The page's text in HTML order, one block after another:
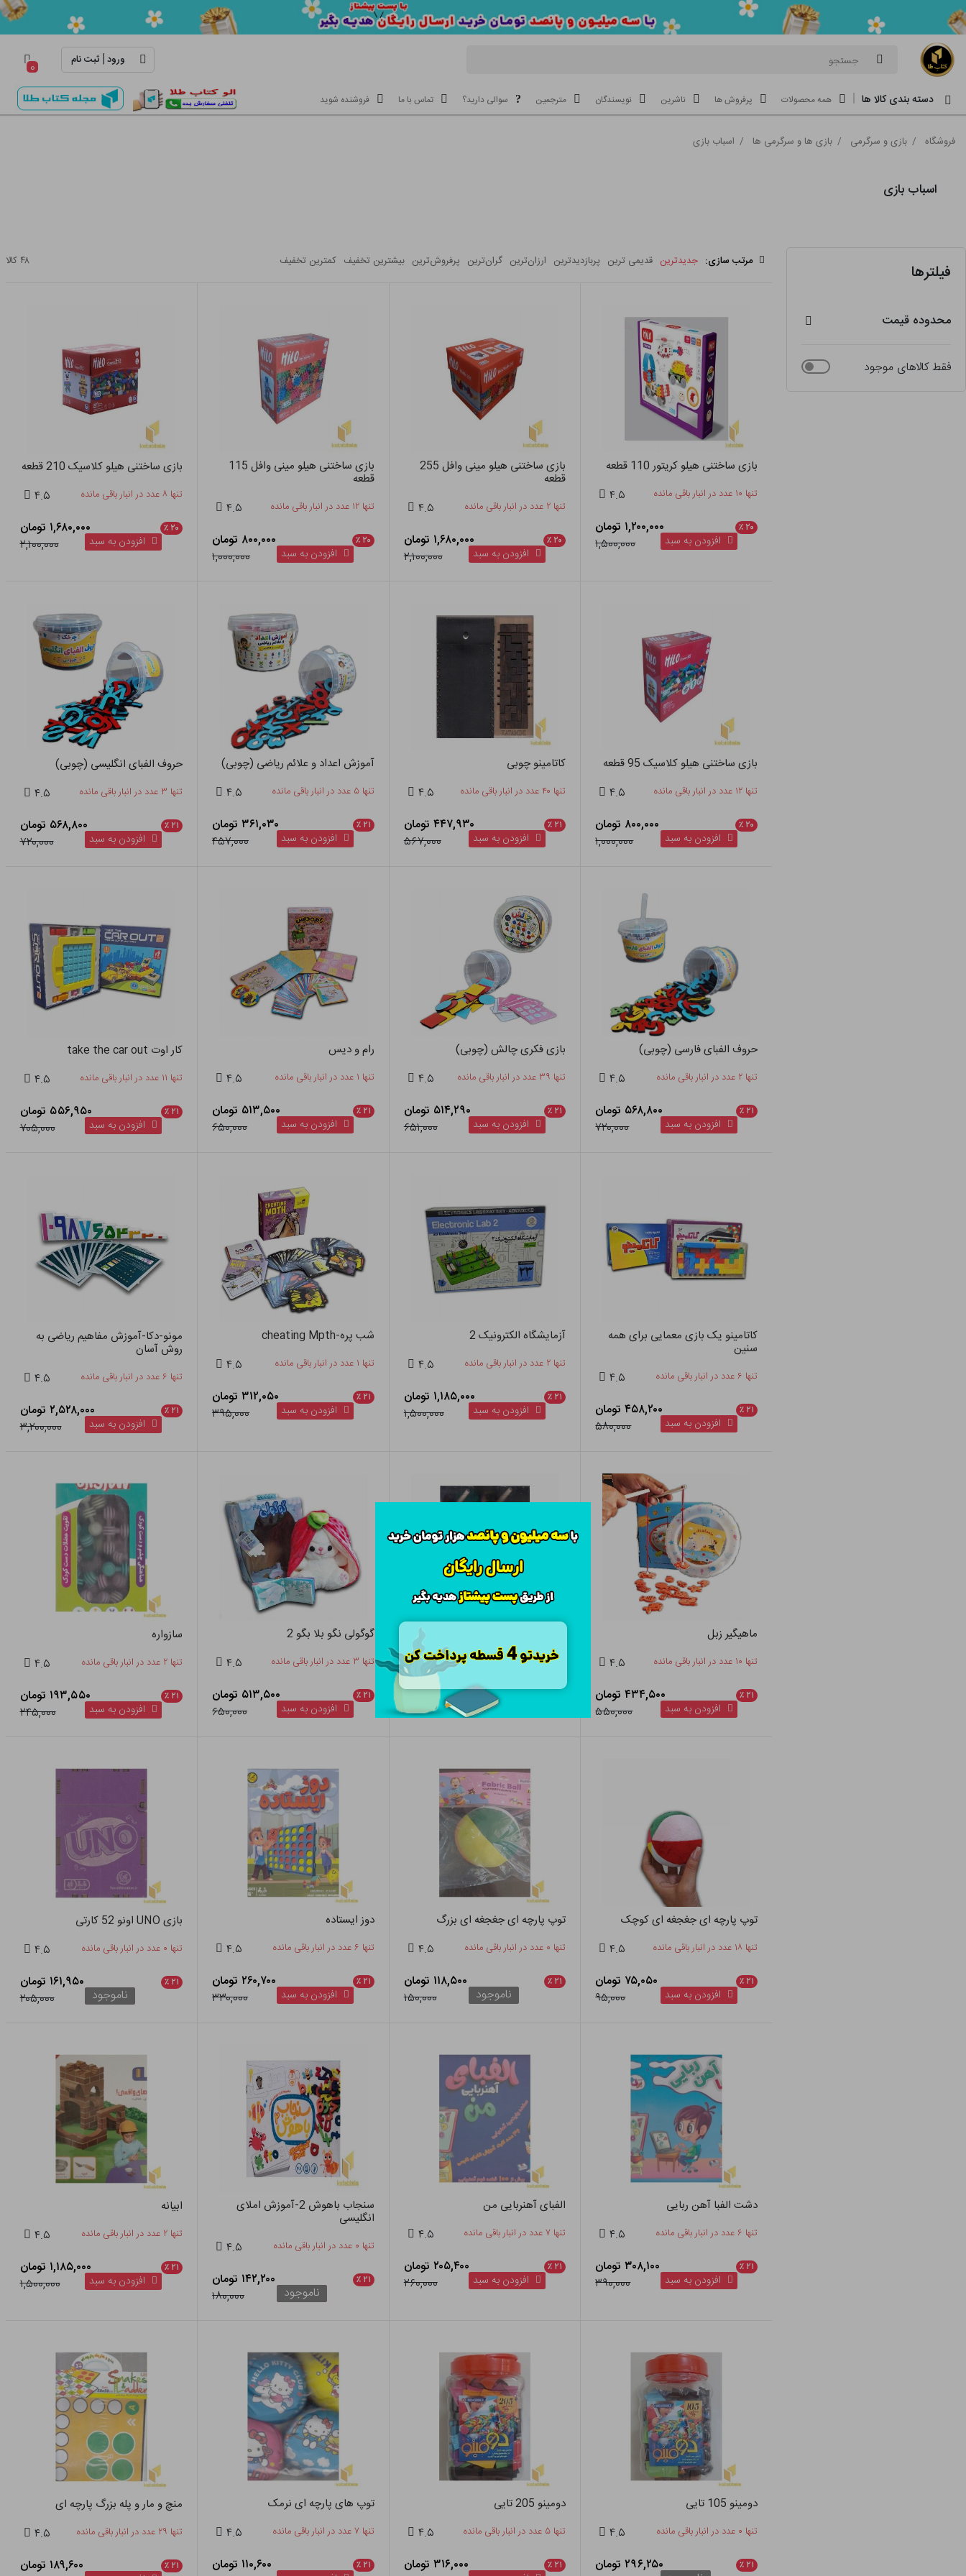
جستجو ورود| ثبت نام ۰
دسته بندی کالا ها همه محصولات پرفروش ها ناشرین نویسندگان مترجمین سوالی دارید؟ تماس با ما فروشنده شوید
فروشگاه / بازی و سرگرمی / بازی ها و سرگرمی ها / اسباب بازی
اسباب بازی
فیلترها
محدوده قیمت
فقط کالاهای موجود
مرتب سازی: جدیدترین قدیمی ترین پربازدیدترین ارزان‌ترین‌ گران‌ترین‌ پرفروش‌ترین‌ بیشترین تخفیف کمترین تخفیف ۴۸ کالا
بازی ساختنی هیلو کریتور 110 قطعه
تنها ۱۰ عدد در انبار باقی مانده ۴.۵
۲۰ ٪
۱,۲۰۰,۰۰۰ تومان
۱,۵۰۰,۰۰۰
افزودن به سبد
بازی ساختنی هیلو مینی وافل 255
قطعه
تنها ۲ عدد در انبار باقی مانده ۴.۵
۲۰ ٪
۱,۶۸۰,۰۰۰ تومان
۲,۱۰۰,۰۰۰
افزودن به سبد
بازی ساختنی هیلو مینی وافل 115
قطعه
تنها ۱۲ عدد در انبار باقی مانده ۴.۵
۲۰ ٪
۸۰۰,۰۰۰ تومان
۱,۰۰۰,۰۰۰
افزودن به سبد
بازی ساختنی هیلو کلاسیک 210 قطعه
تنها ۸ عدد در انبار باقی مانده ۴.۵
۲۰ ٪
۱,۶۸۰,۰۰۰ تومان
۲,۱۰۰,۰۰۰
افزودن به سبد
بازی ساختنی هیلو کلاسیک 95 قطعه
تنها ۱۲ عدد در انبار باقی مانده ۴.۵
۲۰ ٪
۸۰۰,۰۰۰ تومان
۱,۰۰۰,۰۰۰
افزودن به سبد
کاتامینو چوبی
تنها ۴۰ عدد در انبار باقی مانده ۴.۵
۲۱ ٪
۴۴۷,۹۳۰ تومان
۵۶۷,۰۰۰
افزودن به سبد
آموزش اعداد و علائم ریاضی (چوبی)
تنها ۵ عدد در انبار باقی مانده ۴.۵
۲۱ ٪
۳۶۱,۰۳۰ تومان
۴۵۷,۰۰۰
افزودن به سبد
حروف الفبای انگلیسی (چوبی)
تنها ۳ عدد در انبار باقی مانده ۴.۵
۲۱ ٪
۵۶۸,۸۰۰ تومان
۷۲۰,۰۰۰
افزودن به سبد
حروف الفبای فارسی (چوبی)
تنها ۲ عدد در انبار باقی مانده ۴.۵
۲۱ ٪
۵۶۸,۸۰۰ تومان
۷۲۰,۰۰۰
افزودن به سبد
بازی فکری چالش (چوبی)
تنها ۳۹ عدد در انبار باقی مانده ۴.۵
۲۱ ٪
۵۱۴,۲۹۰ تومان
۶۵۱,۰۰۰
افزودن به سبد
رام و دیس
تنها ۱ عدد در انبار باقی مانده ۴.۵
۲۱ ٪
۵۱۳,۵۰۰ تومان
۶۵۰,۰۰۰
افزودن به سبد
کار اوت take the car out
تنها ۱۱ عدد در انبار باقی مانده ۴.۵
۲۱ ٪
۵۵۶,۹۵۰ تومان
۷۰۵,۰۰۰
افزودن به سبد
کاتامینو یک بازی معمایی برای همه
سنین
تنها ۶ عدد در انبار باقی مانده ۴.۵
۲۱ ٪
۴۵۸,۲۰۰ تومان
۵۸۰,۰۰۰
افزودن به سبد
آزمایشگاه الکترونیک 2
تنها ۲ عدد در انبار باقی مانده ۴.۵
۲۱ ٪
۱,۱۸۵,۰۰۰ تومان
۱,۵۰۰,۰۰۰
افزودن به سبد
شب پره-cheating Mpth
تنها ۱ عدد در انبار باقی مانده ۴.۵
۲۱ ٪
۳۱۲,۰۵۰ تومان
۳۹۵,۰۰۰
افزودن به سبد
مونو-دکا-آموزش مفاهیم ریاضی به
روش آسان
تنها ۶ عدد در انبار باقی مانده ۴.۵
۲۱ ٪
۲,۵۲۸,۰۰۰ تومان
۳,۲۰۰,۰۰۰
افزودن به سبد
ماهیگیر زبل
تنها ۱۰ عدد در انبار باقی مانده ۴.۵
۲۱ ٪
۴۳۴,۵۰۰ تومان
۵۵۰,۰۰۰
افزودن به سبد
تنها ۶ عدد در انبار باقی مانده ۴.۵
۶۹۵,۲۰۰ تومان
۸۸۰,۰۰۰
افزودن به سبد
گوگولی نگو بلا بگو 2
تنها ۳ عدد در انبار باقی مانده ۴.۵
۲۱ ٪
۵۱۳,۵۰۰ تومان
۶۵۰,۰۰۰
افزودن به سبد
سازواره
تنها ۲ عدد در انبار باقی مانده ۴.۵
۲۱ ٪
۱۹۳,۵۵۰ تومان
۲۴۵,۰۰۰
افزودن به سبد
توپ پارچه ای جغجغه ای کوچک
تنها ۱۸ عدد در انبار باقی مانده ۴.۵
۲۱ ٪
۷۵,۰۵۰ تومان
۹۵,۰۰۰
افزودن به سبد
توپ پارچه ای جغجغه ای بزرگ
تنها ۰ عدد در انبار باقی مانده ۴.۵
۲۱ ٪
۱۱۸,۵۰۰ تومان
۱۵۰,۰۰۰
ناموجود
دوز ایستاده
تنها ۶ عدد در انبار باقی مانده ۴.۵
۲۱ ٪
۲۶۰,۷۰۰ تومان
۳۳۰,۰۰۰
افزودن به سبد
بازی UNO اونو 52 کارتی
تنها ۰ عدد در انبار باقی مانده ۴.۵
۲۱ ٪
۱۶۱,۹۵۰ تومان
۲۰۵,۰۰۰
ناموجود
دشت الفبا آهن ربایی
تنها ۶ عدد در انبار باقی مانده ۴.۵
۲۱ ٪
۳۰۸,۱۰۰ تومان
۳۹۰,۰۰۰
افزودن به سبد
الفبای آهنربایی من
تنها ۷ عدد در انبار باقی مانده ۴.۵
۲۱ ٪
۲۰۵,۴۰۰ تومان
۲۶۰,۰۰۰
افزودن به سبد
سنجاب باهوش 2-آموزش املای
انگلیسی
تنها ۰ عدد در انبار باقی مانده ۴.۵
۲۱ ٪
۱۴۲,۲۰۰ تومان
۱۸۰,۰۰۰
ناموجود
ابیانه
تنها ۲ عدد در انبار باقی مانده ۴.۵
۲۱ ٪
۱,۱۸۵,۰۰۰ تومان
۱,۵۰۰,۰۰۰
افزودن به سبد
دومینو 105 تایی
تنها ۰ عدد در انبار باقی مانده ۴.۵
۲۱ ٪
۲۹۶,۲۵۰ تومان
دومینو 205 تایی
تنها ۵ عدد در انبار باقی مانده ۴.۵
۲۱ ٪
۳۱۶,۰۰۰ تومان
توپ های پارچه ای نرمک
تنها ۷ عدد در انبار باقی مانده ۴.۵
۲۱ ٪
۱۱۰,۶۰۰ تومان
منچ و مار و پله بزرگ پارچه ای
تنها ۲۹ عدد در انبار باقی مانده ۴.۵
۲۱ ٪
۱۸۹,۶۰۰ تومان